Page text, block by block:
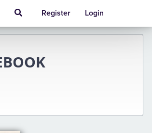
Register Login